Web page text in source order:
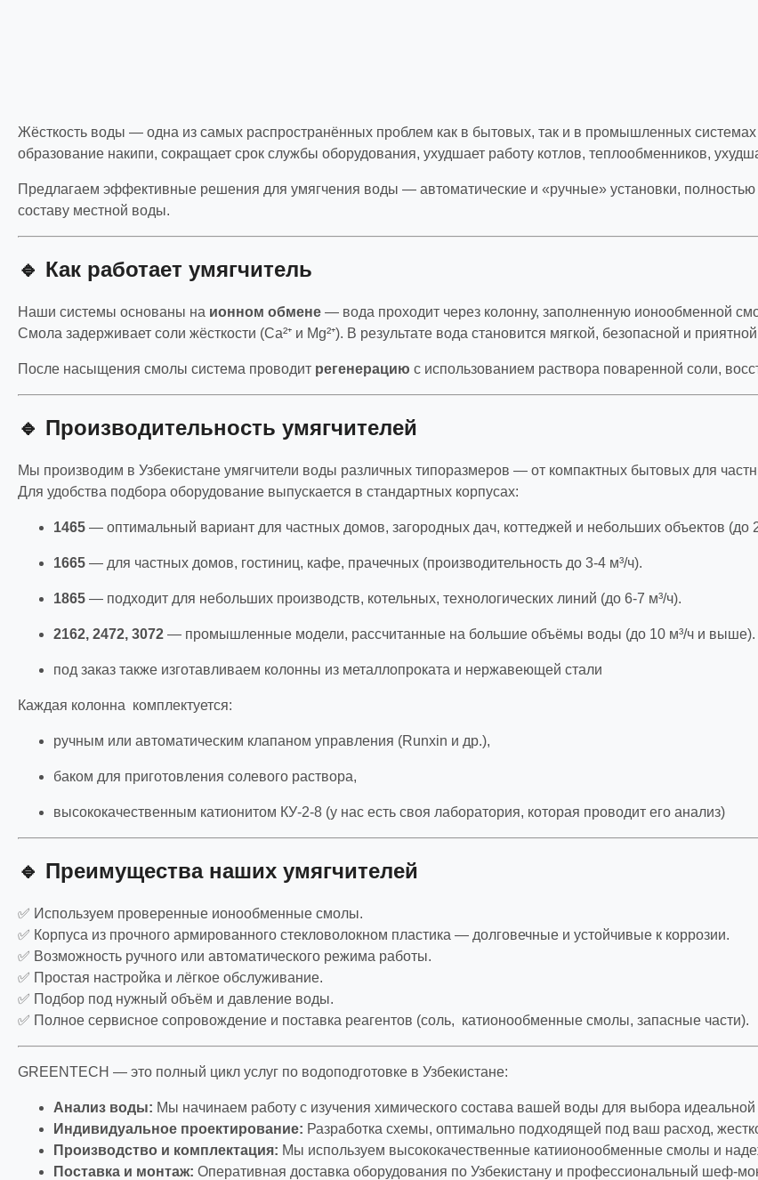
Жёсткость воды — одна из самых распространённых проблем как в бытовых, так и в промышленных
образование накипи, сокращает срок службы оборудования, ухудшает работу котлов, теплообменников,
Предлагаем эффективные решения для умягчения воды — автоматические и «ручные» установки,
составу местной воды.
🔹 Как работает умягчитель
Наши системы основаны на ионном обмене — вода проходит через колонну, заполненную ионообменной
Смола задерживает соли жёсткости (Ca²⁺ и Mg²⁺). В результате вода становится мягкой, безопасной и
После насыщения смолы система проводит регенерацию с использованием раствора поваренной соли,
🔹 Производительность умягчителей
Мы производим в Узбекистане умягчители воды различных типоразмеров — от компактных бытовых для
Для удобства подбора оборудование выпускается в стандартных корпусах:
1465 — оптимальный вариант для частных домов, загородных дач, коттеджей и небольших объектов (до
1665 — для частных домов, гостиниц, кафе, прачечных (производительность до 3-4 м³/ч).
1865 — подходит для небольших производств, котельных, технологических линий (до 6-7 м³/ч).
2162, 2472, 3072 — промышленные модели, рассчитанные на большие объёмы воды (до 10 м³/ч и выше).
под заказ также изготавливаем колонны из металлопроката и нержавеющей стали
Каждая колонна комплектуется:
ручным или автоматическим клапаном управления (Runxin и др.),
баком для приготовления солевого раствора,
высококачественным катионитом КУ-2-8 (у нас есть своя лаборатория, которая проводит его анализ)
🔹 Преимущества наших умягчителей
✅ Используем проверенные ионообменные смолы.
✅ Корпуса из прочного армированного стекловолокном пластика — долговечные и устойчивые к коррозии.
✅ Возможность ручного или автоматического режима работы.
✅ Простая настройка и лёгкое обслуживание.
✅ Подбор под нужный объём и давление воды.
✅ Полное сервисное сопровождение и поставка реагентов (соль, катионообменные смолы, запасные части).
GREENTECH — это полный цикл услуг по водоподготовке в Узбекистане:
Анализ воды: Мы начинаем работу с изучения химического состава вашей воды для выбора идеальной
Индивидуальное проектирование: Разработка схемы, оптимально подходящей под ваш расход,
Производство и комплектация: Мы используем высококачественные катиионообменные смолы и
Поставка и монтаж: Оперативная доставка оборудования по Узбекистану и профессиональный шеф-